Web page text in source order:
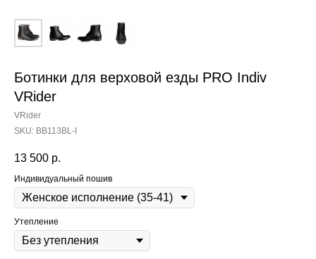
Ботинки для верховой езды PRO Indiv
VRider
VRider
SKU: BB113BL-I
13 500 р.
Индивидуальный пошив
Утепление